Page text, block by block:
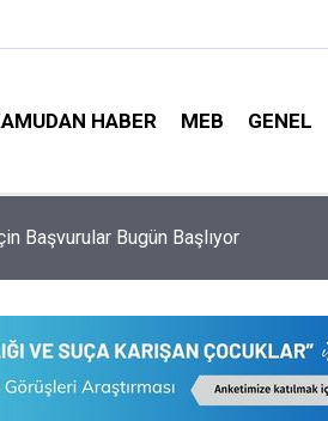
HABER MEB GENEL
Yarıyıl Tarihleri Belli Oldu